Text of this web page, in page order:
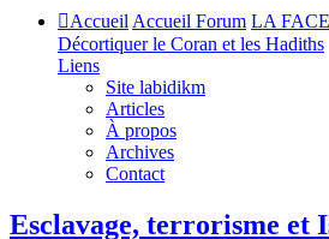
Accueil Accueil Forum LA
Décortiquer le Coran et les Hadiths
Liens
Site labidikm
Articles
À propos
Archives
Contact
Esclavage, terrorisme et